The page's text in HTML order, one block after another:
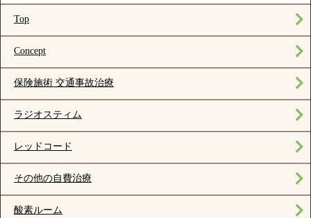
Top
Concept
保険施術 交通事故治療
ラジオスティム
レッドコード
その他の自費治療
酸素ルーム